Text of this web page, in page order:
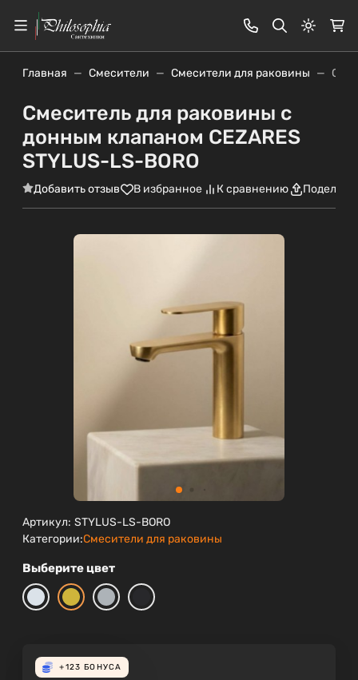
Главная Смесители Смесители для раковины
Смеситель для раковины с
донным клапаном CEZARES
STYLUS-LS-BORO
Добавить отзыв В избранное К сравнению
Артикул: STYLUS-LS-BORO
Категории:Смесители для раковины
Выберите цвет
+123 БОНУСА